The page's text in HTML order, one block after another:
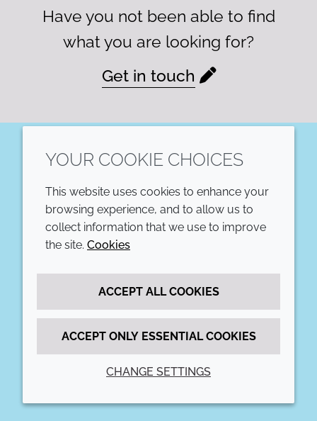
Have you not been able to find
what you are looking for?
Get in touch
COMPANY
Annual Report
LEGAL
Accessibility
Cookie policy
YOUR COOKIE CHOICES
This website uses cookies to enhance your
browsing experience, and to allow us to
collect information that we use to improve
the site. Cookies
ACCEPT ALL COOKIES
ACCEPT ONLY ESSENTIAL COOKIES
CHANGE SETTINGS